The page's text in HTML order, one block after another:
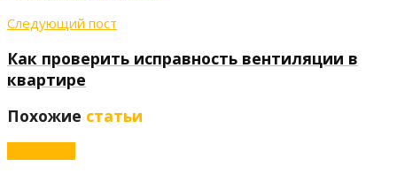
Следующий пост
Как проверить исправность вентиляции в
квартире
Похожие статьи